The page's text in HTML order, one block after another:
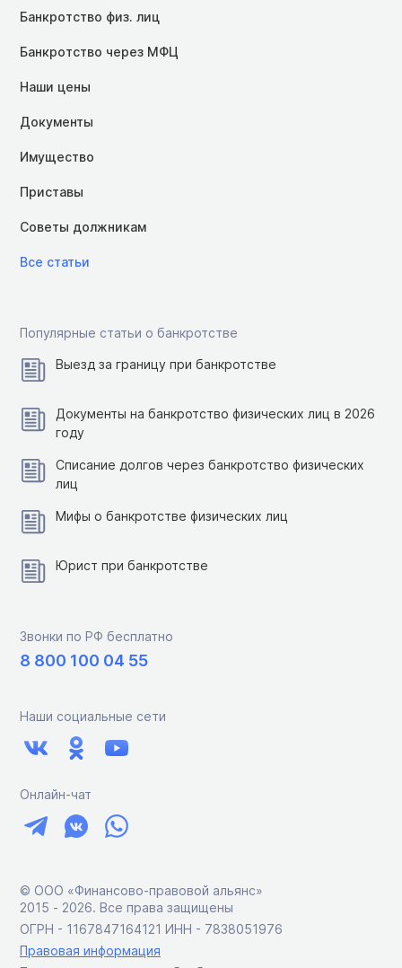
Банкротство физ. лиц
Банкротство через МФЦ
Наши цены
Документы
Имущество
Приставы
Советы должникам
Все статьи
Популярные статьи о банкротстве
Выезд за границу при банкротстве
Документы на банкротство физических лиц в 2026
году
Списание долгов через банкротство физических
лиц
Мифы о банкротстве физических лиц
Юрист при банкротстве
Звонки по РФ бесплатно
8 800 100 04 55
Наши социальные сети
Онлайн-чат
© ООО «Финансово-правовой альянс»
2015 ‑ 2026. Все права защищены
ОГРН - 1167847164121 ИНН - 7838051976
Правовая информация